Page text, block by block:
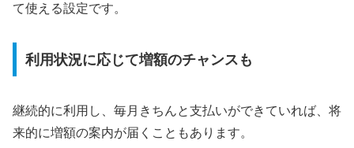
て使える設定です。
利用状況に応じて増額のチャンスも
継続的に利用し、毎月きちんと支払いができていれば、将
来的に増額の案内が届くこともあります。